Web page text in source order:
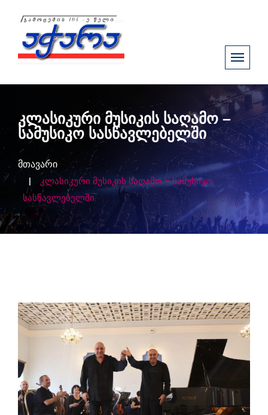
კლასიკური მუსიკის საღამო –
სამუსიკო სასწავლებელში
მთავარი
კლასიკური მუსიკის საღამო – სამუსიკო
სასწავლებელში